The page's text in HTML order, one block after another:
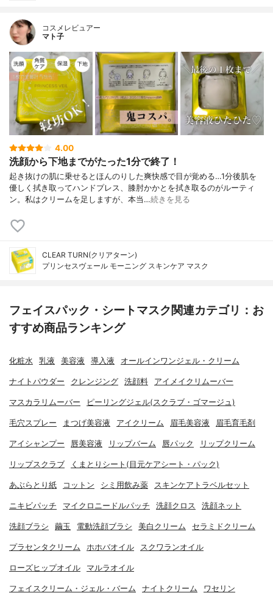
コスメレビュアー
マト子
4.00
洗顔から下地までがたった1分で終了！
起き抜けの肌に乗せるとほんのりした爽快感で目が覚める…1分後肌を
優しく拭き取ってハンドプレス、膝肘かかとを拭き取るのがルーティ
ン。私はクリームを足しますが、本当…続きを見る
CLEAR TURN(クリアターン)
プリンセスヴェール モーニング スキンケア マスク
フェイスパック・シートマスク関連カテゴリ：お
すすめ商品ランキング
化粧水 乳液 美容液 導入液 オールインワンジェル・クリーム
ナイトパウダー クレンジング 洗顔料 アイメイクリムーバー
マスカラリムーバー ピーリングジェル(スクラブ・ゴマージュ)
毛穴スプレー まつげ美容液 アイクリーム 眉毛美容液 眉毛育毛剤
アイシャンプー 唇美容液 リップバーム 唇パック リップクリーム
リップスクラブ くまとりシート(目元ケアシート・パック)
あぶらとり紙 コットン シミ用飲み薬 スキンケアトラベルセット
ニキビパッチ マイクロニードルパッチ 洗顔クロス 洗顔ネット
洗顔ブラシ 繭玉 電動洗顔ブラシ 美白クリーム セラミドクリーム
プラセンタクリーム ホホバオイル スクワランオイル
ローズヒップオイル マルラオイル
フェイスクリーム・ジェル・バーム ナイトクリーム ワセリン